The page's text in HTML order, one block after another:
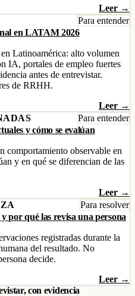
Leer →
Para entender
en LATAM 2026
Latinoamérica: alto volumen
IA, portales de empleo fuertes
antes de entrevistar.
de RRHH.
Leer →
Para entender
y cómo se evalúan
comportamiento observable en
y en qué se diferencian de las
Leer →
Para resolver
por qué las revisa una persona
registradas durante la
del resultado. No
decide.
Leer →
con evidencia